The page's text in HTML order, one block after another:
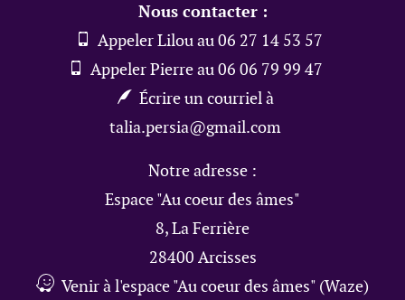
Nous contacter :
Appeler Lilou au 06 27 14 53 57
Appeler Pierre au 06 06 79 99 47
Écrire un courriel à
talia.persia@gmail.com
Notre adresse :
Espace "Au coeur des âmes"
8, La Ferrière
28400 Arcisses
Venir à l'espace "Au coeur des âmes" (Waze)